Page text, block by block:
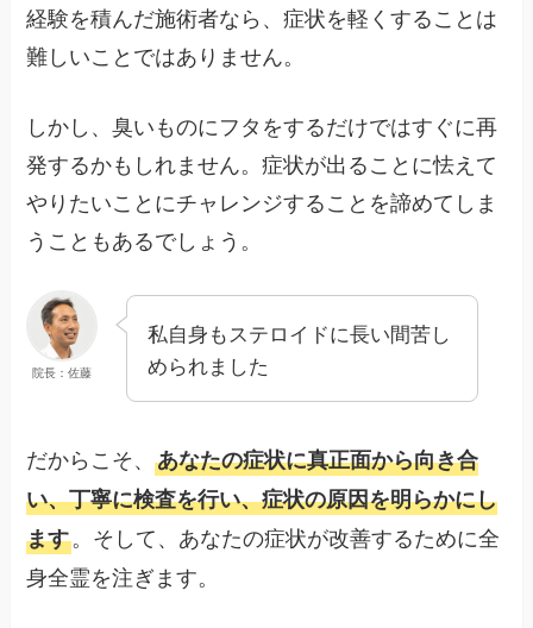
経験を積んだ施術者なら、症状を軽くすることは
難しいことではありません。
しかし、臭いものにフタをするだけではすぐに再
発するかもしれません。症状が出ることに怯えて
やりたいことにチャレンジすることを諦めてしま
うこともあるでしょう。
院長：佐藤
私自身もステロイドに長い間苦し
められました
だからこそ、あなたの症状に真正面から向き合
い、丁寧に検査を行い、症状の原因を明らかにし
ます。そして、あなたの症状が改善するために全
身全霊を注ぎます。